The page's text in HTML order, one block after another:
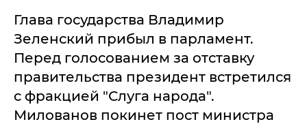
​Глава государства Владимир
Зеленский прибыл в парламент.
Перед голосованием за отставку
правительства президент встретился
с фракцией "Слуга народа".
Милованов покинет пост министра